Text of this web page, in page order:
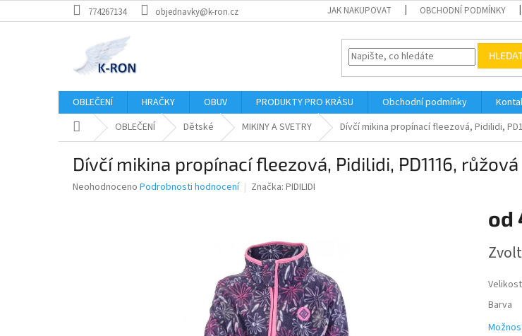
na
774267134 objednavky@k-ron.cz JAK NAKUPOVAT OBCHODNÍ PODMÍNKY
OBLEČENÍ HRAČKY OBUV PRODUKTY PRO KRÁSU Obchodní podmínky
Domů OBLEČENÍ Dětské MIKINY A SVETRY Dívčí mikina propínací fleezová, Pidilidi,
Dívčí mikina propínací fleezová, Pidilidi, PD1116, růžová
Průměrné
Neohodnoceno Podrobnosti hodnocení Značka: PIDILIDI
od
cena:
Velikost
Barva